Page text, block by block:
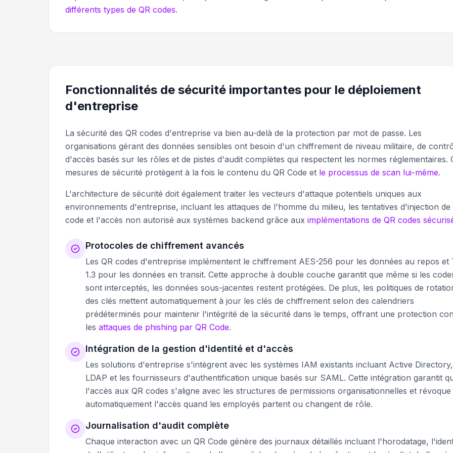
différents types de QR codes.
Fonctionnalités de sécurité importantes pour le déploiement
d'entreprise
La sécurité des QR codes d'entreprise va bien au-delà de la protection par mot de passe. Les
organisations gérant des données sensibles ont besoin d'un chiffrement de niveau militaire, de
d'accès basés sur les rôles et de pistes d'audit complètes qui respectent les normes réglementaires.
mesures de sécurité protègent à la fois le contenu du QR Code et le processus de scan lui-même.
L'architecture de sécurité doit également traiter les vecteurs d'attaque potentiels uniques aux
environnements d'entreprise, incluant les attaques de l'homme du milieu, les tentatives d'injection de
code et l'accès non autorisé aux systèmes backend grâce aux implémentations de QR codes
Protocoles de chiffrement avancés
Les QR codes d'entreprise implémentent le chiffrement AES-256 pour les données au repos et
1.3 pour les données en transit. Cette approche à double couche garantit que même si les
sont interceptés, les données sous-jacentes restent protégées. De plus, les politiques de
des clés mettent automatiquement à jour les clés de chiffrement selon des calendriers
prédéterminés pour maintenir l'intégrité de la sécurité dans le temps, offrant une protection
les attaques de phishing par QR Code.
Intégration de la gestion d'identité et d'accès
Les solutions d'entreprise s'intègrent avec les systèmes IAM existants incluant Active Directory,
LDAP et les fournisseurs d'authentification unique basés sur SAML. Cette intégration garantit
l'accès aux QR codes s'aligne avec les structures de permissions organisationnelles et révoque
automatiquement l'accès quand les employés partent ou changent de rôle.
Journalisation d'audit complète
Chaque interaction avec un QR Code génère des journaux détaillés incluant l'horodatage,